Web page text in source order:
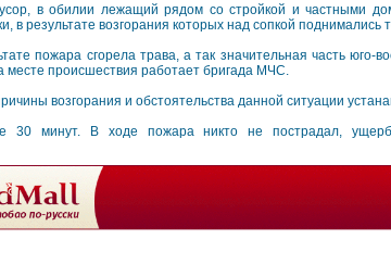
в обилии лежащий рядом со стройкой и частными
в результате возгорания которых над сопкой
пожара сгорела трава, а так значительная часть юго-
месте происшествия работает бригада МЧС.
возгорания и обстоятельства данной ситуации
30 минут. В ходе пожара никто не пострадал,